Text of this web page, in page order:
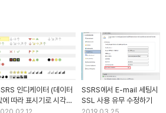
인디케이터 (데이터
에 따라 표시기로 시각화
기)
SSRS에서 E-mail 세팅시
SSL 사용 유무 수정하기